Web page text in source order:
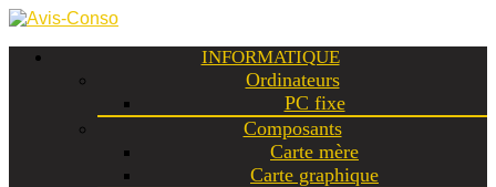
INFORMATIQUE
Ordinateurs
PC fixe
Composants
Carte mère
Carte graphique